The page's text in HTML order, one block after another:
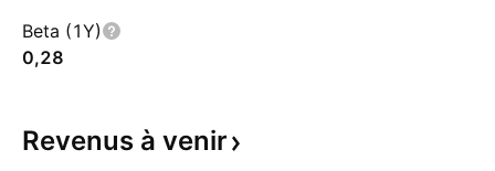
Beta (1Y)
0,28
Revenus à venir